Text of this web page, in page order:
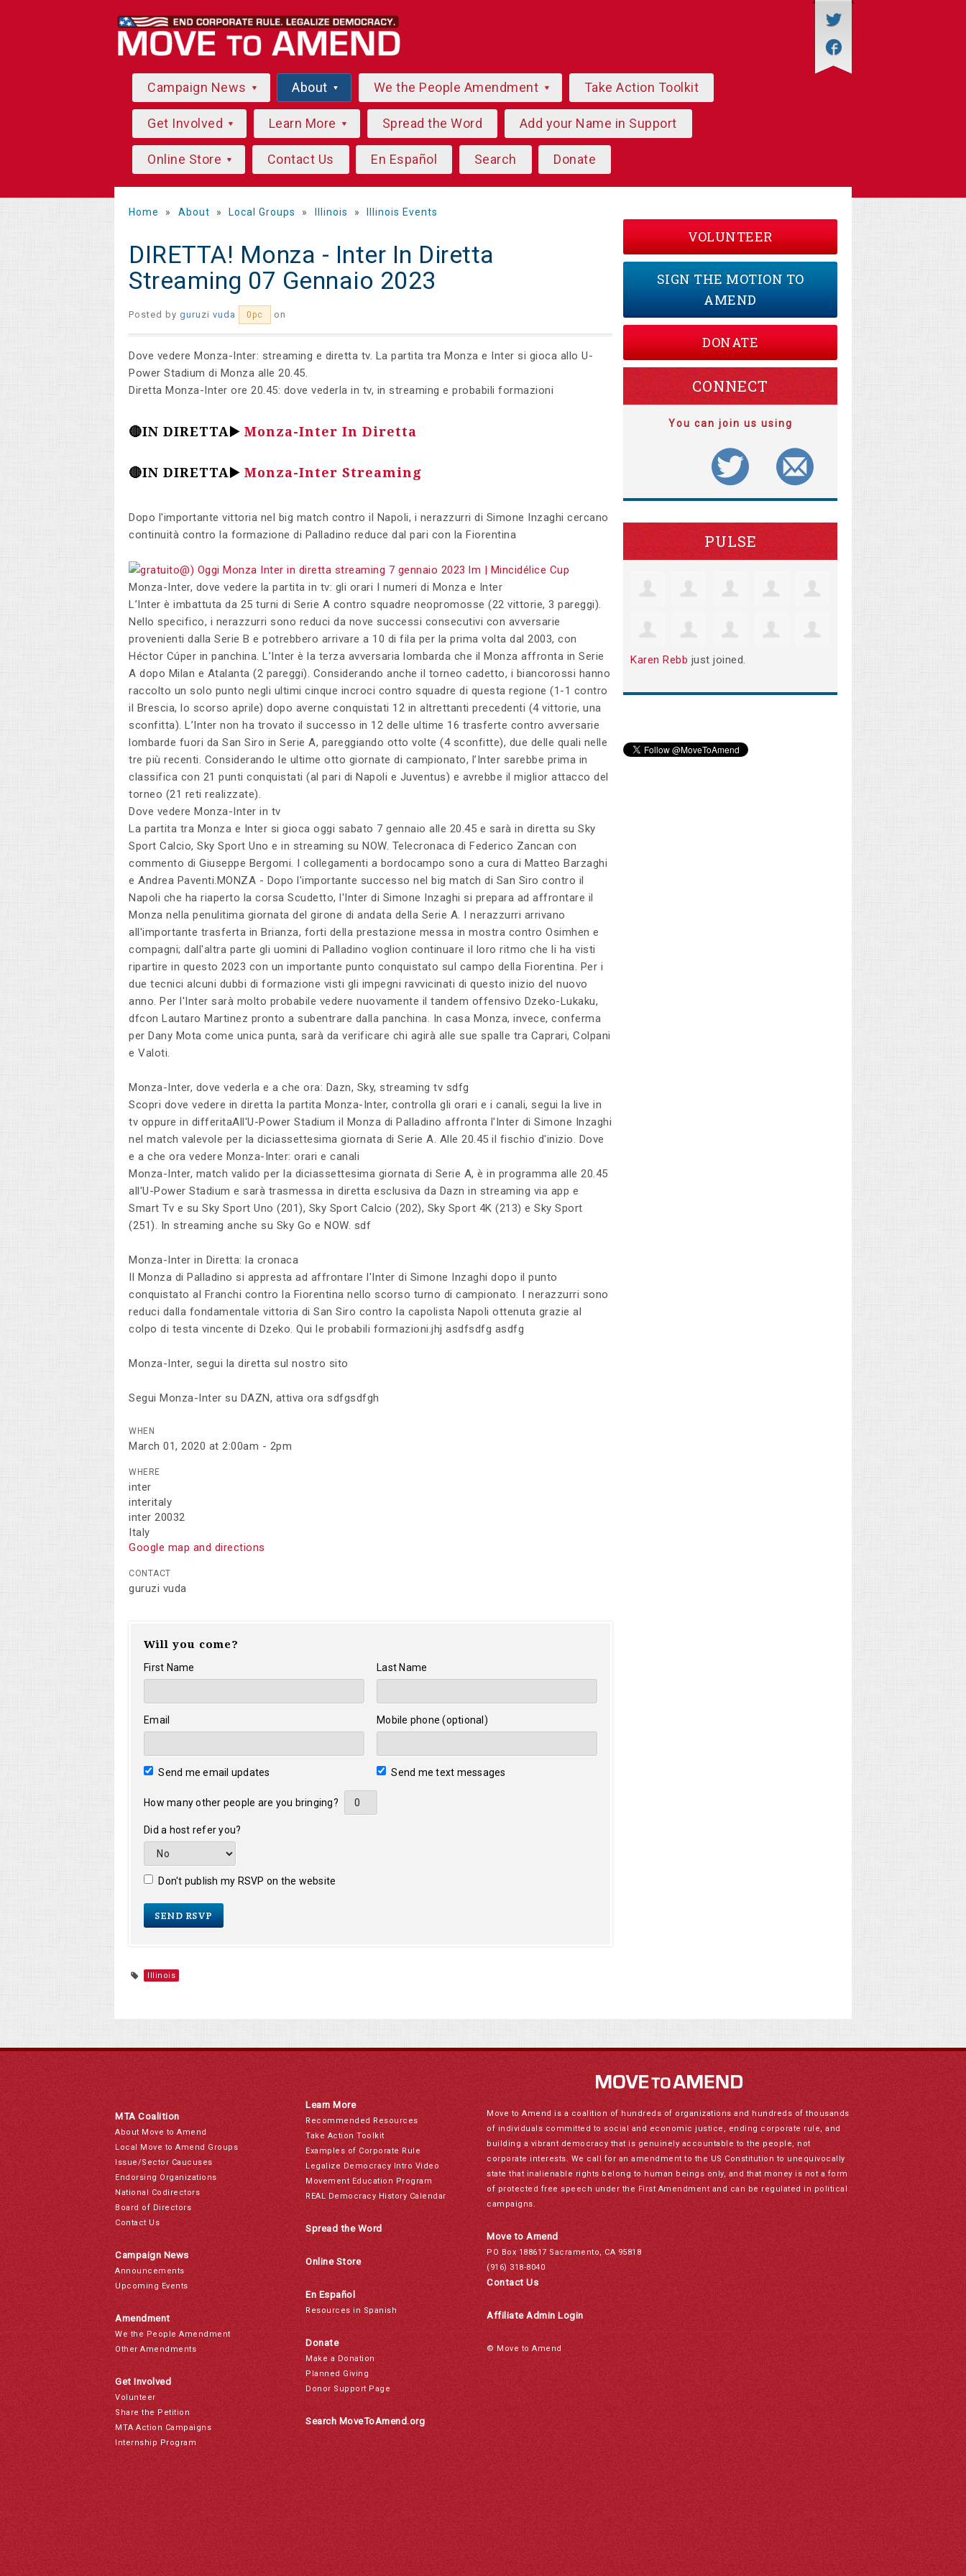
Campaign News About We the People Amendment Take Action Toolkit
Get Involved Learn More Spread the Word Add your Name in Support
Online Store Contact Us En Español Search Donate
Home » About » Local Groups » Illinois » Illinois Events
DIRETTA! Monza - Inter In Diretta
Streaming 07 Gennaio 2023
Posted by guruzi vuda 0pc on
Dove vedere Monza-Inter: streaming e diretta tv. La partita tra Monza e Inter si gioca allo U-
Power Stadium di Monza alle 20.45.
Diretta Monza-Inter ore 20.45: dove vederla in tv, in streaming e probabili formazioni
🔴IN DIRETTA▶️ Monza-Inter In Diretta
🔴IN DIRETTA▶️ Monza-Inter Streaming
Dopo l'importante vittoria nel big match contro il Napoli, i nerazzurri di Simone Inzaghi cercano
continuità contro la formazione di Palladino reduce dal pari con la Fiorentina
Monza-Inter, dove vedere la partita in tv: gli orari I numeri di Monza e Inter
L’Inter è imbattuta da 25 turni di Serie A contro squadre neopromosse (22 vittorie, 3 pareggi).
Nello specifico, i nerazzurri sono reduci da nove successi consecutivi con avversarie
provenienti dalla Serie B e potrebbero arrivare a 10 di fila per la prima volta dal 2003, con
Héctor Cúper in panchina. L’Inter è la terza avversaria lombarda che il Monza affronta in Serie
A dopo Milan e Atalanta (2 pareggi). Considerando anche il torneo cadetto, i biancorossi hanno
raccolto un solo punto negli ultimi cinque incroci contro squadre di questa regione (1-1 contro
il Brescia, lo scorso aprile) dopo averne conquistati 12 in altrettanti precedenti (4 vittorie, una
sconfitta). L’Inter non ha trovato il successo in 12 delle ultime 16 trasferte contro avversarie
lombarde fuori da San Siro in Serie A, pareggiando otto volte (4 sconfitte), due delle quali nelle
tre più recenti. Considerando le ultime otto giornate di campionato, l’Inter sarebbe prima in
classifica con 21 punti conquistati (al pari di Napoli e Juventus) e avrebbe il miglior attacco del
torneo (21 reti realizzate).
Dove vedere Monza-Inter in tv
La partita tra Monza e Inter si gioca oggi sabato 7 gennaio alle 20.45 e sarà in diretta su Sky
Sport Calcio, Sky Sport Uno e in streaming su NOW. Telecronaca di Federico Zancan con
commento di Giuseppe Bergomi. I collegamenti a bordocampo sono a cura di Matteo Barzaghi
e Andrea Paventi.MONZA - Dopo l'importante successo nel big match di San Siro contro il
Napoli che ha riaperto la corsa Scudetto, l'Inter di Simone Inzaghi si prepara ad affrontare il
Monza nella penulitima giornata del girone di andata della Serie A. I nerazzurri arrivano
all'importante trasferta in Brianza, forti della prestazione messa in mostra contro Osimhen e
compagni; dall'altra parte gli uomini di Palladino voglion continuare il loro ritmo che li ha visti
ripartire in questo 2023 con un importante punto conquistato sul campo della Fiorentina. Per i
due tecnici alcuni dubbi di formazione visti gli impegni ravvicinati di questo inizio del nuovo
anno. Per l'Inter sarà molto probabile vedere nuovamente il tandem offensivo Dzeko-Lukaku,
dfcon Lautaro Martinez pronto a subentrare dalla panchina. In casa Monza, invece, conferma
per Dany Mota come unica punta, sarà da verificare chi agirà alle sue spalle tra Caprari, Colpani
e Valoti.
Monza-Inter, dove vederla e a che ora: Dazn, Sky, streaming tv sdfg
Scopri dove vedere in diretta la partita Monza-Inter, controlla gli orari e i canali, segui la live in
tv oppure in differitaAll'U-Power Stadium il Monza di Palladino affronta l'Inter di Simone Inzaghi
nel match valevole per la diciassettesima giornata di Serie A. Alle 20.45 il fischio d'inizio. Dove
e a che ora vedere Monza-Inter: orari e canali
Monza-Inter, match valido per la diciassettesima giornata di Serie A, è in programma alle 20.45
all'U-Power Stadium e sarà trasmessa in diretta esclusiva da Dazn in streaming via app e
Smart Tv e su Sky Sport Uno (201), Sky Sport Calcio (202), Sky Sport 4K (213) e Sky Sport
(251). In streaming anche su Sky Go e NOW. sdf
Monza-Inter in Diretta: la cronaca
Il Monza di Palladino si appresta ad affrontare l'Inter di Simone Inzaghi dopo il punto
conquistato al Franchi contro la Fiorentina nello scorso turno di campionato. I nerazzurri sono
reduci dalla fondamentale vittoria di San Siro contro la capolista Napoli ottenuta grazie al
colpo di testa vincente di Dzeko. Qui le probabili formazioni.jhj asdfsdfg asdfg
Monza-Inter, segui la diretta sul nostro sito
Segui Monza-Inter su DAZN, attiva ora sdfgsdfgh
WHEN
March 01, 2020 at 2:00am - 2pm
WHERE
inter
interitaly
inter 20032
Italy
Google map and directions
CONTACT
guruzi vuda
Will you come?
First Name Last Name
Email Mobile phone (optional)
Send me email updates Send me text messages
How many other people are you bringing?
Did a host refer you?
Don't publish my RSVP on the website
Illinois
VOLUNTEER
SIGN THE MOTION TO
AMEND
DONATE
CONNECT
You can join us using
PULSE
Karen Rebb just joined.
MTA Coalition
About Move to Amend
Local Move to Amend Groups
Issue/Sector Caucuses
Endorsing Organizations
National Codirectors
Board of Directors
Contact Us
Campaign News
Announcements
Upcoming Events
Amendment
We the People Amendment
Other Amendments
Get Involved
Volunteer
Share the Petition
MTA Action Campaigns
Internship Program
Learn More
Recommended Resources
Take Action Toolkit
Examples of Corporate Rule
Legalize Democracy Intro Video
Movement Education Program
REAL Democracy History Calendar
Spread the Word
Online Store
En Español
Resources in Spanish
Donate
Make a Donation
Planned Giving
Donor Support Page
Search MoveToAmend.org
Move to Amend is a coalition of hundreds of organizations and hundreds of thousands
of individuals committed to social and economic justice, ending corporate rule, and
building a vibrant democracy that is genuinely accountable to the people, not
corporate interests. We call for an amendment to the US Constitution to unequivocally
state that inalienable rights belong to human beings only, and that money is not a form
of protected free speech under the First Amendment and can be regulated in political
campaigns.
Move to Amend
PO Box 188617 Sacramento, CA 95818
(916) 318-8040
Contact Us
Affiliate Admin Login
© Move to Amend